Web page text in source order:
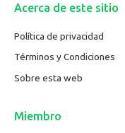
Acerca de este sitio
Política de privacidad
Términos y Condiciones
Sobre esta web
Miembro